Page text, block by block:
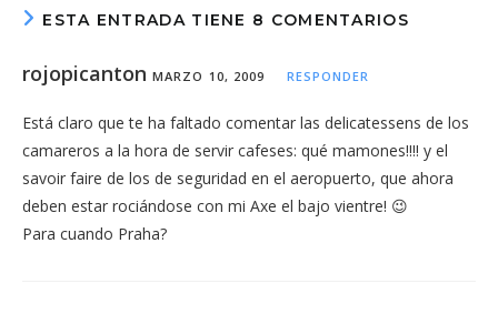
ESTA ENTRADA TIENE 8 COMENTARIOS
rojopicanton MARZO 10, 2009 RESPONDER
Está claro que te ha faltado comentar las delicatessens de los
camareros a la hora de servir cafeses: qué mamones!!!! y el
savoir faire de los de seguridad en el aeropuerto, que ahora
deben estar rociándose con mi Axe el bajo vientre! 😉
Para cuando Praha?